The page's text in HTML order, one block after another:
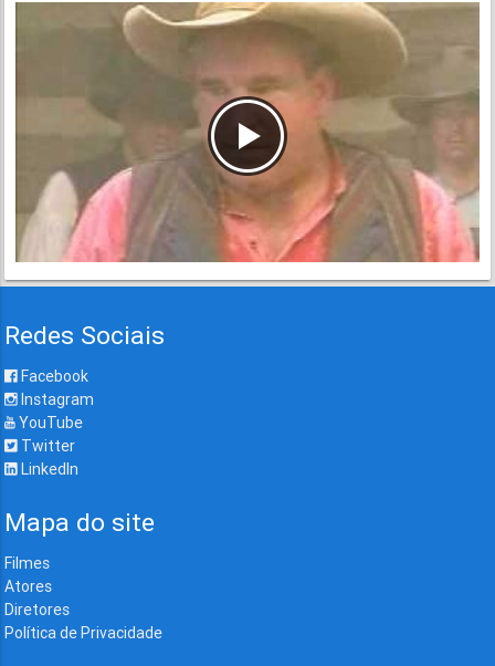
Redes Sociais
Facebook
Instagram
YouTube
Twitter
LinkedIn
Mapa do site
Filmes
Atores
Diretores
Política de Privacidade